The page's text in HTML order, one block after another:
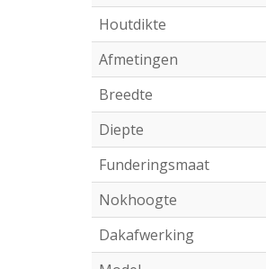
Houtdikte
Afmetingen
Breedte
Diepte
Funderingsmaat
Nokhoogte
Dakafwerking